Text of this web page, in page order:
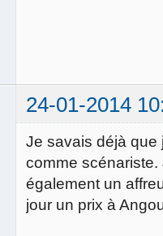
24-01-2014
Je savais déjà que
comme
également un
jour un prix à